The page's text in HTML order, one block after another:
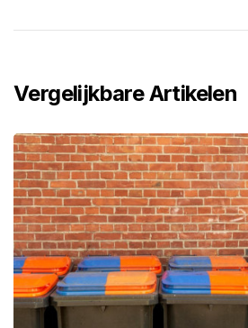
Vergelijkbare Artikelen